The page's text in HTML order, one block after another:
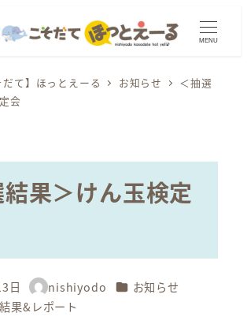
MENU
だて】ほっとえーる お知らせ
＜抽選
会
果＞けん玉検定
日
著
者
nishiyodo カテゴリー
お知らせ
果&レポート